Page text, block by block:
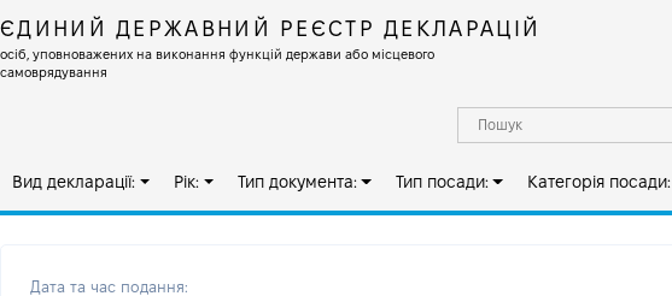
ЄДИНИЙ ДЕРЖАВНИЙ РЕЄСТР ДЕКЛАРАЦІЙ
осіб, уповноважених на виконання функцій держави або місцевого
самоврядування
Вид декларації: Рік: Тип документа: Тип посади: Категорія посади:
Дата та час подання: